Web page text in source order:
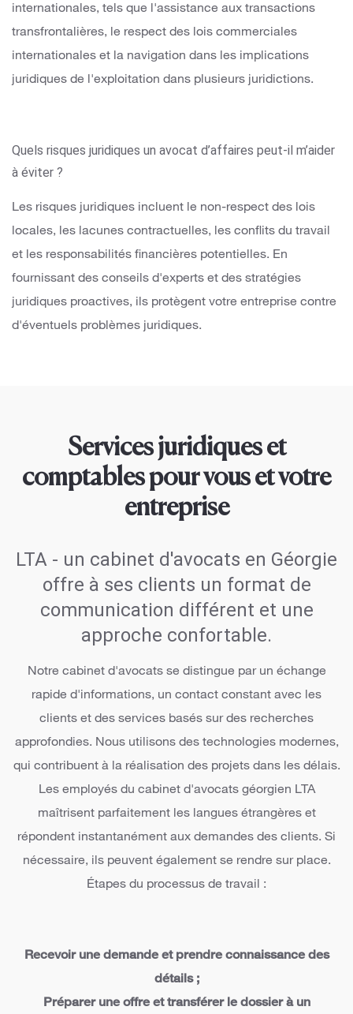
internationales, tels que l'assistance aux transactions
transfrontalières, le respect des lois commerciales
internationales et la navigation dans les implications
juridiques de l'exploitation dans plusieurs juridictions.
Quels risques juridiques un avocat d’affaires peut-il m’aider
à éviter ?
Les risques juridiques incluent le non-respect des lois
locales, les lacunes contractuelles, les conflits du travail
et les responsabilités financières potentielles. En
fournissant des conseils d'experts et des stratégies
juridiques proactives, ils protègent votre entreprise contre
d'éventuels problèmes juridiques.
Services juridiques et
comptables pour vous et votre
entreprise
LTA - un cabinet d'avocats en Géorgie
offre à ses clients un format de
communication différent et une
approche confortable.
Notre cabinet d'avocats se distingue par un échange
rapide d'informations, un contact constant avec les
clients et des services basés sur des recherches
approfondies. Nous utilisons des technologies modernes,
qui contribuent à la réalisation des projets dans les délais.
Les employés du cabinet d'avocats géorgien LTA
maîtrisent parfaitement les langues étrangères et
répondent instantanément aux demandes des clients. Si
nécessaire, ils peuvent également se rendre sur place.
Étapes du processus de travail :
Recevoir une demande et prendre connaissance des
détails ;
Préparer une offre et transférer le dossier à un